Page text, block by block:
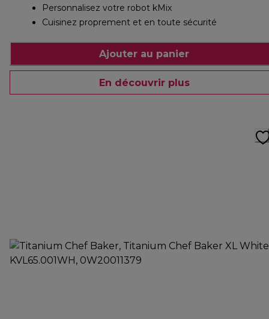
Personnalisez votre robot kMix
Cuisinez proprement et en toute sécurité
Ajouter au panier
En découvrir plus